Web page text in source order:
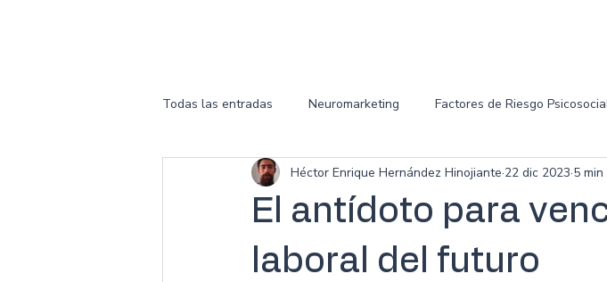
Todas las entradas Neuromarketing Factores de Riesgo
El antídoto para
laboral del futuro
Héctor Enrique Hernández Hinojiante 22 dic 2023 5